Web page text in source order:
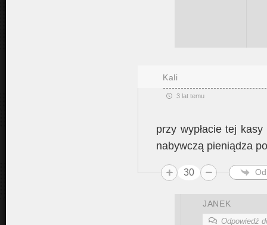
Kali
3 lat temu
przy wypłacie tej
nabywczą pieniądza
30
JANEK
Odpowiedź